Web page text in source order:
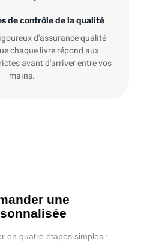
de contrôle de la qualité
d'assurance qualité
chaque livre répond aux
avant d'arriver entre vos
mains.
une
en quatre étapes simples :